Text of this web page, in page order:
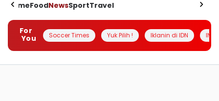
HomeFoodNewsSportTravel
For
You
Soccer Times Yuk Pilih ! Iklanin di IDN